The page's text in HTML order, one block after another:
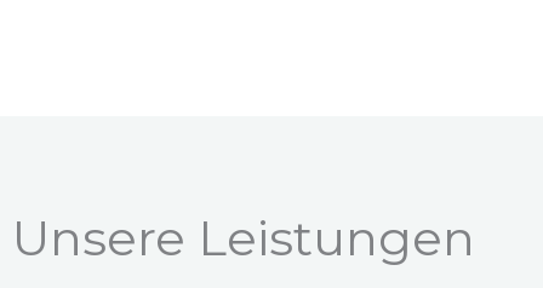
Unsere Leistungen